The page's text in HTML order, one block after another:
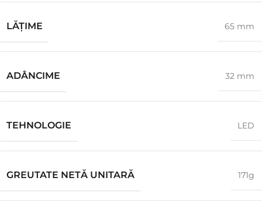
LĂŢIME 65 mm
ADÂNCIME 32 mm
TEHNOLOGIE LED
GREUTATE NETĂ UNITARĂ 171g